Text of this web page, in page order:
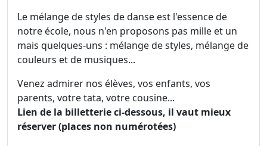
Le mélange de styles de danse est l'essence de
notre école, nous n'en proposons pas mille et un
mais quelques-uns : mélange de styles, mélange de
couleurs et de musiques...
Venez admirer nos élèves, vos enfants, vos
parents, votre tata, votre cousine...
Lien de la billetterie ci-dessous, il vaut mieux
réserver (places non numérotées)